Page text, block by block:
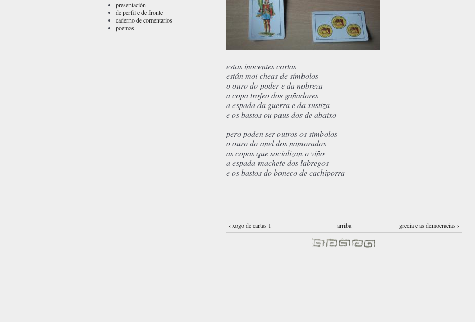
presentación
de perfil e de fronte
caderno de comentarios
poemas
estas inocentes cartas
están moi cheas de símbolos
o ouro do poder e da nobreza
a copa trofeo dos gañadores
a espada da guerra e da xustiza
e os bastos ou paus dos de abaixo
pero poden ser outros os simbolos
o ouro do anel dos namorados
as copas que socializan o viño
a espada-machete dos labregos
e os bastos do boneco de cachiporra
‹ xogo de cartas 1 arriba grecia e as democracias ›